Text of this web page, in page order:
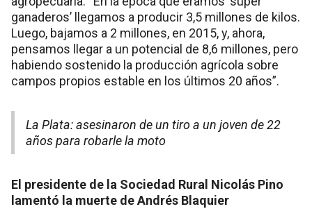
ganaderos’ llegamos a producir 3,5 millones de kilos.
Luego, bajamos a 2 millones, en 2015, y, ahora,
pensamos llegar a un potencial de 8,6 millones, pero
habiendo sostenido la producción agrícola sobre
campos propios estable en los últimos 20 años”.
La Plata: asesinaron de un tiro a un joven de 22
años para robarle la moto
El presidente de la Sociedad Rural Nicolás Pino
lamentó la muerte de Andrés Blaquier